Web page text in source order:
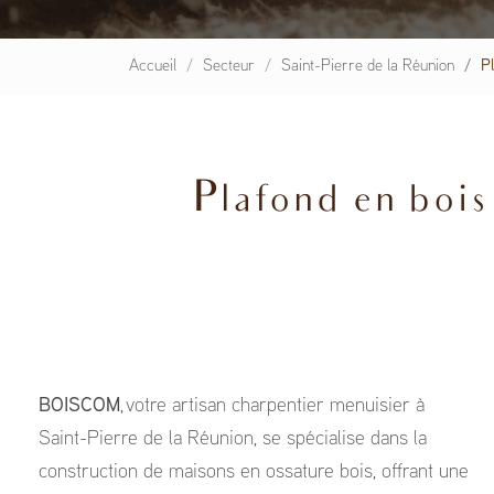
Accueil Secteur Saint-Pierre de la Réunion
Plafond en
BOISCOM, votre artisan charpentier menuisier à
Saint-Pierre de la Réunion, se spécialise dans la
construction de maisons en ossature bois, offrant une